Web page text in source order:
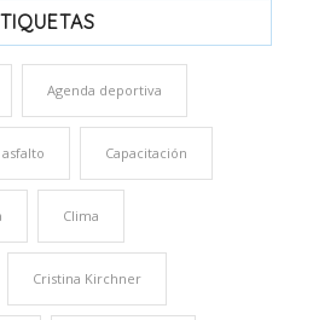
Agenda deportiva
asfalto Capacitación
Clima
Cristina Kirchner